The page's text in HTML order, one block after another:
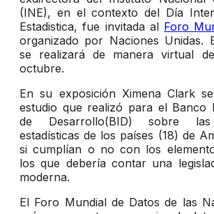
(INE), en el contexto del Día
Estadistica, fue invitada al Foro
organizado por Naciones Unidas.
se realizará de manera virtual
octubre.
En su exposición Ximena Clark
estudio que realizó para el Banco
de Desarrollo(BID) sobre las
estadísticas de los países (18) de
si cumplían o no con los
los que debería contar una
moderna.
El Foro Mundial de Datos de las